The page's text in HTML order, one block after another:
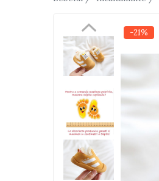
Avioane si elicoptere R/C
Camioane R/C
Motociclete R/C
Utilaje constructii R/C
-21%